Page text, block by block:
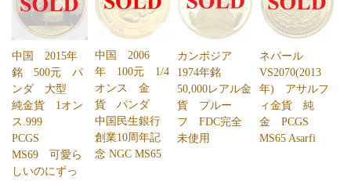
中国 2015年
銘 500元 パ
ンダ 大型
純金貨 1オン
ス.999
PCGS
MS69 可愛ら
しいのにずっ
中国 2006
年 100元 1/4
オンス 金
貨 パンダ
中国民生銀行
創業10周年記
念 NGC MS65
カンボジア
1974年銘
50,000レアル金
貨 プルー
フ FDC完全
未使用
ネパール
VS2070(2013
年) アサルフ
ィ金貨 純
金 PCGS
MS65 Asarfi